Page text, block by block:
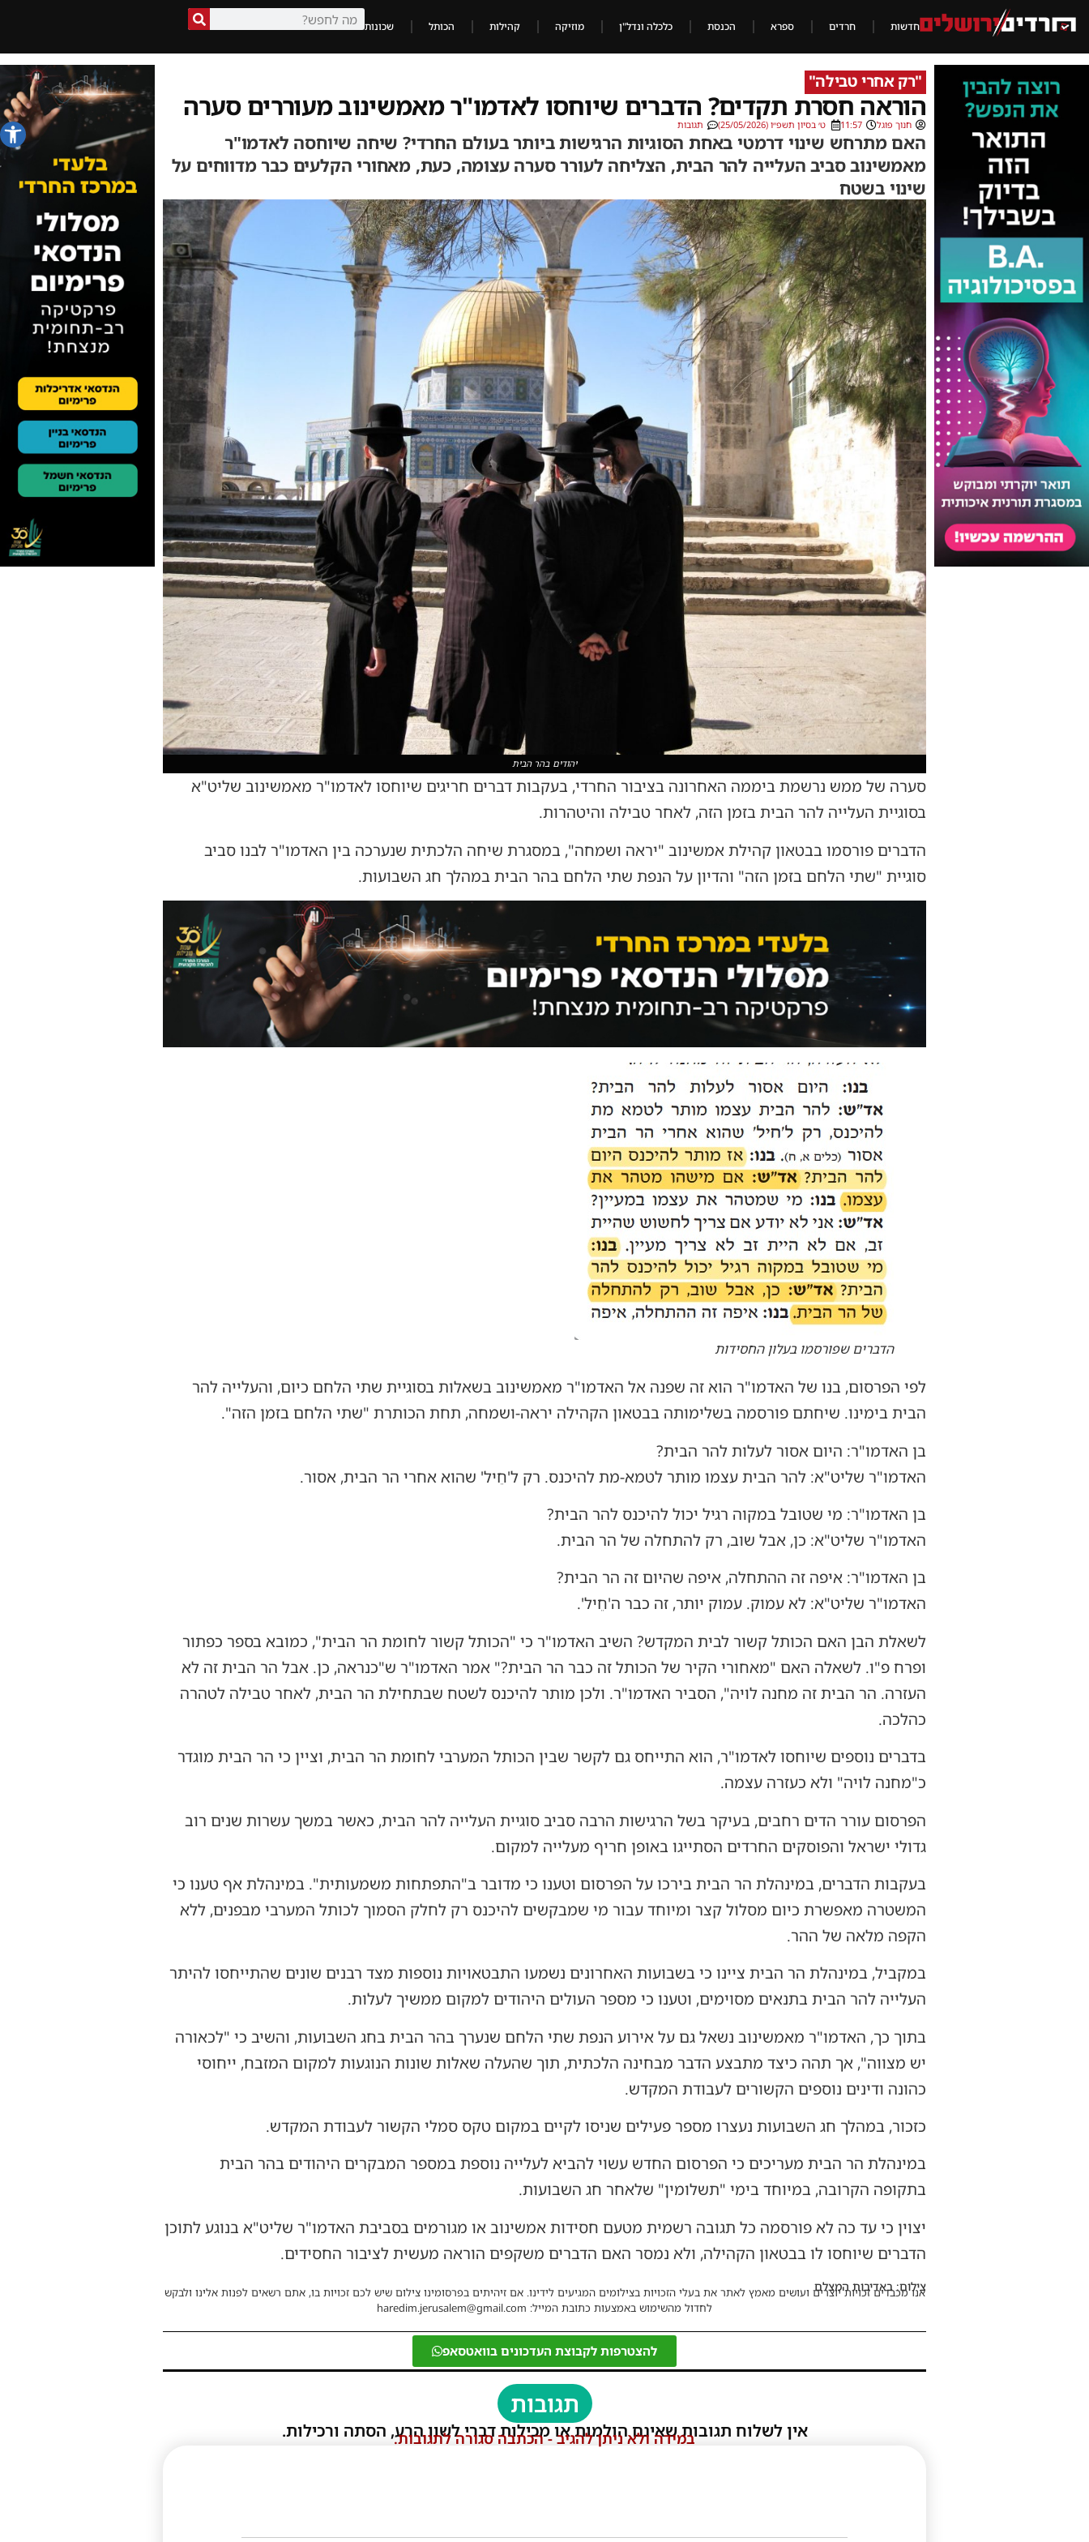
פתח
חדשות חרדים ספרא הכנסת כלכלה ונדל"ן מוזיקה קהילות הכותל שכונות
"רק אחרי טבילה"
הוראה חסרת תקדים? הדברים שיוחסו לאדמו"ר מאמשינוב מעוררים סערה
חנוך פוגל 11:57 ט׳ בסיון תשפ״ו (25/05/2026) תגובות
האם מתרחש שינוי דרמטי באחת הסוגיות הרגישות ביותר בעולם החרדי? שיחה שיוחסה לאדמו"ר
מאמשינוב סביב העלייה להר הבית, הצליחה לעורר סערה עצומה, כעת, מאחורי הקלעים כבר מדווחים על
שינוי בשטח
יהודים בהר הבית
סערה של ממש נרשמת ביממה האחרונה בציבור החרדי, בעקבות דברים חריגים שיוחסו לאדמו"ר מאמשינוב שליט"א
בסוגיית העלייה להר הבית בזמן הזה, לאחר טבילה והיטהרות.
הדברים פורסמו בבטאון קהילת אמשינוב "יראה ושמחה", במסגרת שיחה הלכתית שנערכה בין האדמו"ר לבנו סביב
סוגיית "שתי הלחם בזמן הזה" והדיון על הנפת שתי הלחם בהר הבית במהלך חג השבועות.
הדברים שפורסמו בעלון החסידות
לפי הפרסום, בנו של האדמו"ר הוא זה שפנה אל האדמו"ר מאמשינוב בשאלות בסוגיית שתי הלחם כיום, והעלייה להר
הבית בימינו. שיחתם פורסמה בשלימותה בבטאון הקהילה יראה-ושמחה, תחת הכותרת "שתי הלחם בזמן הזה".
בן האדמו"ר: היום אסור לעלות להר הבית?
האדמו"ר שליט"א: להר הבית עצמו מותר לטמא-מת להיכנס. רק ל'חֵיל' שהוא אחרי הר הבית, אסור.
בן האדמו"ר: מי שטובל במקוה רגיל יכול להיכנס להר הבית?
האדמו"ר שליט"א: כן, אבל שוב, רק להתחלה של הר הבית.
בן האדמו"ר: איפה זה ההתחלה, איפה שהיום זה הר הבית?
האדמו"ר שליט"א: לא עמוק. עמוק יותר, זה כבר ה'חֵיל'.
לשאלת הבן האם הכותל קשור לבית המקדש? השיב האדמו"ר כי "הכותל קשור לחומת הר הבית", כמובא בספר כפתור
ופרח פ"ו. לשאלה האם "מאחורי הקיר של הכותל זה כבר הר הבית?" אמר האדמו"ר ש"כנראה, כן. אבל הר הבית זה לא
העזרה. הר הבית זה מחנה לויה", הסביר האדמו"ר. ולכן מותר להיכנס לשטח שבתחילת הר הבית, לאחר טבילה לטהרה
כהלכה.
בדברים נוספים שיוחסו לאדמו"ר, הוא התייחס גם לקשר שבין הכותל המערבי לחומת הר הבית, וציין כי הר הבית מוגדר
כ"מחנה לויה" ולא כעזרה עצמה.
הפרסום עורר הדים רחבים, בעיקר בשל הרגישות הרבה סביב סוגיית העלייה להר הבית, כאשר במשך עשרות שנים רוב
גדולי ישראל והפוסקים החרדים הסתייגו באופן חריף מעלייה למקום.
בעקבות הדברים, במינהלת הר הבית בירכו על הפרסום וטענו כי מדובר ב"התפתחות משמעותית". במינהלת אף טענו כי
המשטרה מאפשרת כיום מסלול קצר ומיוחד עבור מי שמבקשים להיכנס רק לחלק הסמוך לכותל המערבי מבפנים, ללא
הקפה מלאה של ההר.
במקביל, במינהלת הר הבית ציינו כי בשבועות האחרונים נשמעו התבטאויות נוספות מצד רבנים שונים שהתייחסו להיתר
העלייה להר הבית בתנאים מסוימים, וטענו כי מספר העולים היהודים למקום ממשיך לעלות.
בתוך כך, האדמו"ר מאמשינוב נשאל גם על אירוע הנפת שתי הלחם שנערך בהר הבית בחג השבועות, והשיב כי "לכאורה
יש מצווה", אך תהה כיצד מתבצע הדבר מבחינה הלכתית, תוך שהעלה שאלות שונות הנוגעות למקום המזבח, ייחוסי
כהונה ודינים נוספים הקשורים לעבודת המקדש.
כזכור, במהלך חג השבועות נעצרו מספר פעילים שניסו לקיים במקום טקס סמלי הקשור לעבודת המקדש.
במינהלת הר הבית מעריכים כי הפרסום החדש עשוי להביא לעלייה נוספת במספר המבקרים היהודים בהר הבית
בתקופה הקרובה, במיוחד בימי "תשלומין" שלאחר חג השבועות.
יצוין כי עד כה לא פורסמה כל תגובה רשמית מטעם חסידות אמשינוב או מגורמים בסביבת האדמו"ר שליט"א בנוגע לתוכן
הדברים שיוחסו לו בבטאון הקהילה, ולא נמסר האם הדברים משקפים הוראה מעשית לציבור החסידים.
צילום: באדיבות המצלם
אנו מכבדים זכויות יוצרים ועושים מאמץ לאתר את בעלי הזכויות בצילומים המגיעים לידינו. אם זיהיתים בפרסומינו צילום שיש לכם זכויות בו, אתם רשאים לפנות אלינו ולבקש
לחדול מהשימוש באמצעות כתובת המייל: haredim.jerusalem@gmail.com
להצטרפות לקבוצת העדכונים בוואטסאפ
תגובות
אין לשלוח תגובות שאינם הולמות או מכילות דברי לשון הרע, הסתה ורכילות.
במידה ולא ניתן להגיב - הכתבה סגורה לתגובות.